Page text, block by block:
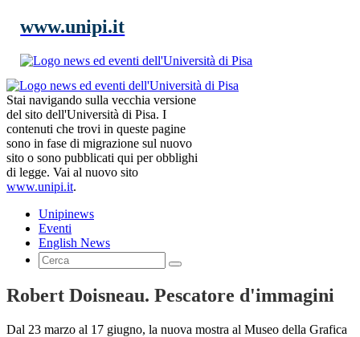
www.unipi.it
Stai navigando sulla vecchia versione
del sito dell'Università di Pisa. I
contenuti che trovi in queste pagine
sono in fase di migrazione sul nuovo
sito o sono pubblicati qui per obblighi
di legge. Vai al nuovo sito
www.unipi.it.
Unipinews
Eventi
English News
Robert Doisneau. Pescatore d'immagini
Dal 23 marzo al 17 giugno, la nuova mostra al Museo della Grafica